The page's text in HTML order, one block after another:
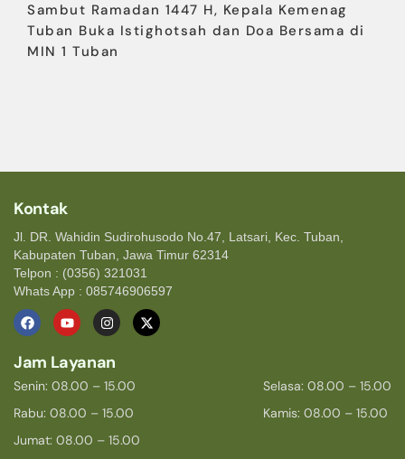
Sambut Ramadan 1447 H, Kepala Kemenag
Tuban Buka Istighotsah dan Doa Bersama di
MIN 1 Tuban
Kontak
Jl. DR. Wahidin Sudirohusodo No.47, Latsari, Kec. Tuban,
Kabupaten Tuban, Jawa Timur 62314
Telpon : (0356) 321031
Whats App : 085746906597
Jam Layanan
Senin: 08.00 – 15.00
Rabu: 08.00 – 15.00
Jumat: 08.00 – 15.00
Selasa: 08.00 – 15.00
Kamis: 08.00 – 15.00